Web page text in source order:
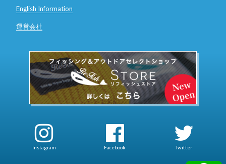
English Information
運営会社
Instagram Facebook Twitter